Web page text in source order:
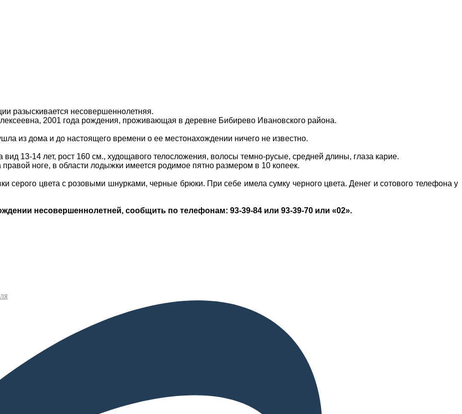
разыскивается несовершеннолетняя.
2001 года рождения, проживающая в деревне Бибирево Ивановского района.
из дома и до настоящего времени о ее местонахождении ничего не известно.
вид 13-14 лет, рост 160 см., худощавого телосложения, волосы темно-русые, средней длины, глаза карие.
ноге, в области лодыжки имеется родимое пятно размером в 10 копеек.
серого цвета с розовыми шнурками, черные брюки. При себе имела сумку черного цвета. Денег и сотового телефона у
несовершеннолетней, сообщить по телефонам: 93-39-84 или 93-39-70 или «02».